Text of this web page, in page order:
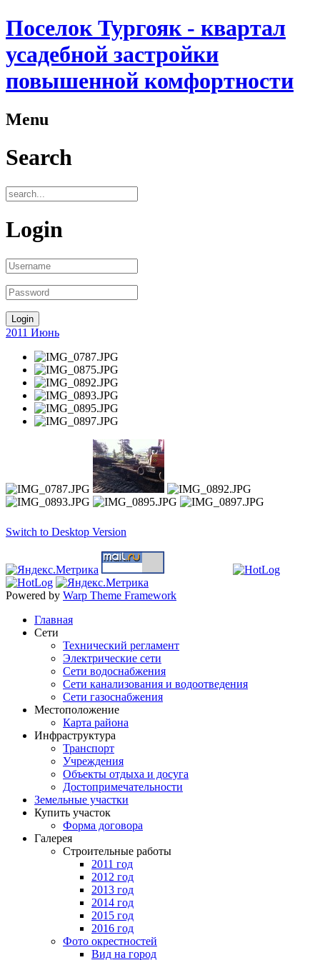
Поселок Тургояк - квартал
усадебной застройки
повышенной комфортности
Menu
Search
Login
2011 Июнь
Switch to Desktop Version
Powered by Warp Theme Framework
Главная
Сети
Технический регламент
Электрические сети
Сети водоснабжения
Сети канализования и водоотведения
Сети газоснабжения
Местоположение
Карта района
Инфраструктура
Транспорт
Учреждения
Объекты отдыха и досуга
Достопримечательности
Земельные участки
Купить участок
Форма договора
Галерея
Строительные работы
2011 год
2012 год
2013 год
2014 год
2015 год
2016 год
Фото окрестностей
Вид на город